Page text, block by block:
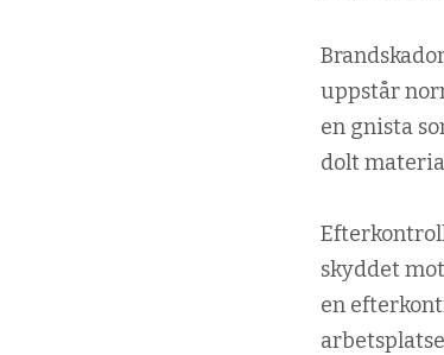
uppstår
en gnista
dolt
skyddet
en